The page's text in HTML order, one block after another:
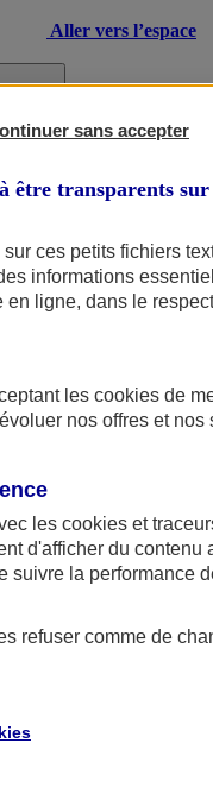
Aller vers l’espace
sans accepter
être transparents
ces petits fichiers
informations
ligne, dans le
les cookies de
nos offres et nos
les cookies et
d'afficher du contenu
suivre la performance
refuser comme de